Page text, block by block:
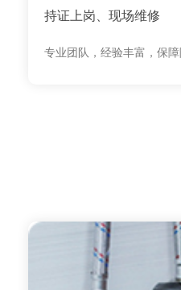
持证上岗、现场维修
专业团队，经验丰富，保